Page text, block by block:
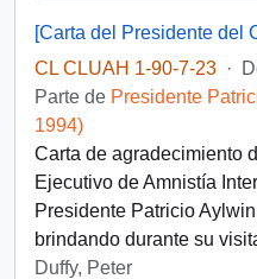
CL CLUAH 1-90-7-23 ·
Parte de Presidente
1994)
Carta de agradecimiento
Ejecutivo de Amnistía
Presidente Patricio
brindando durante su
Duffy, Peter